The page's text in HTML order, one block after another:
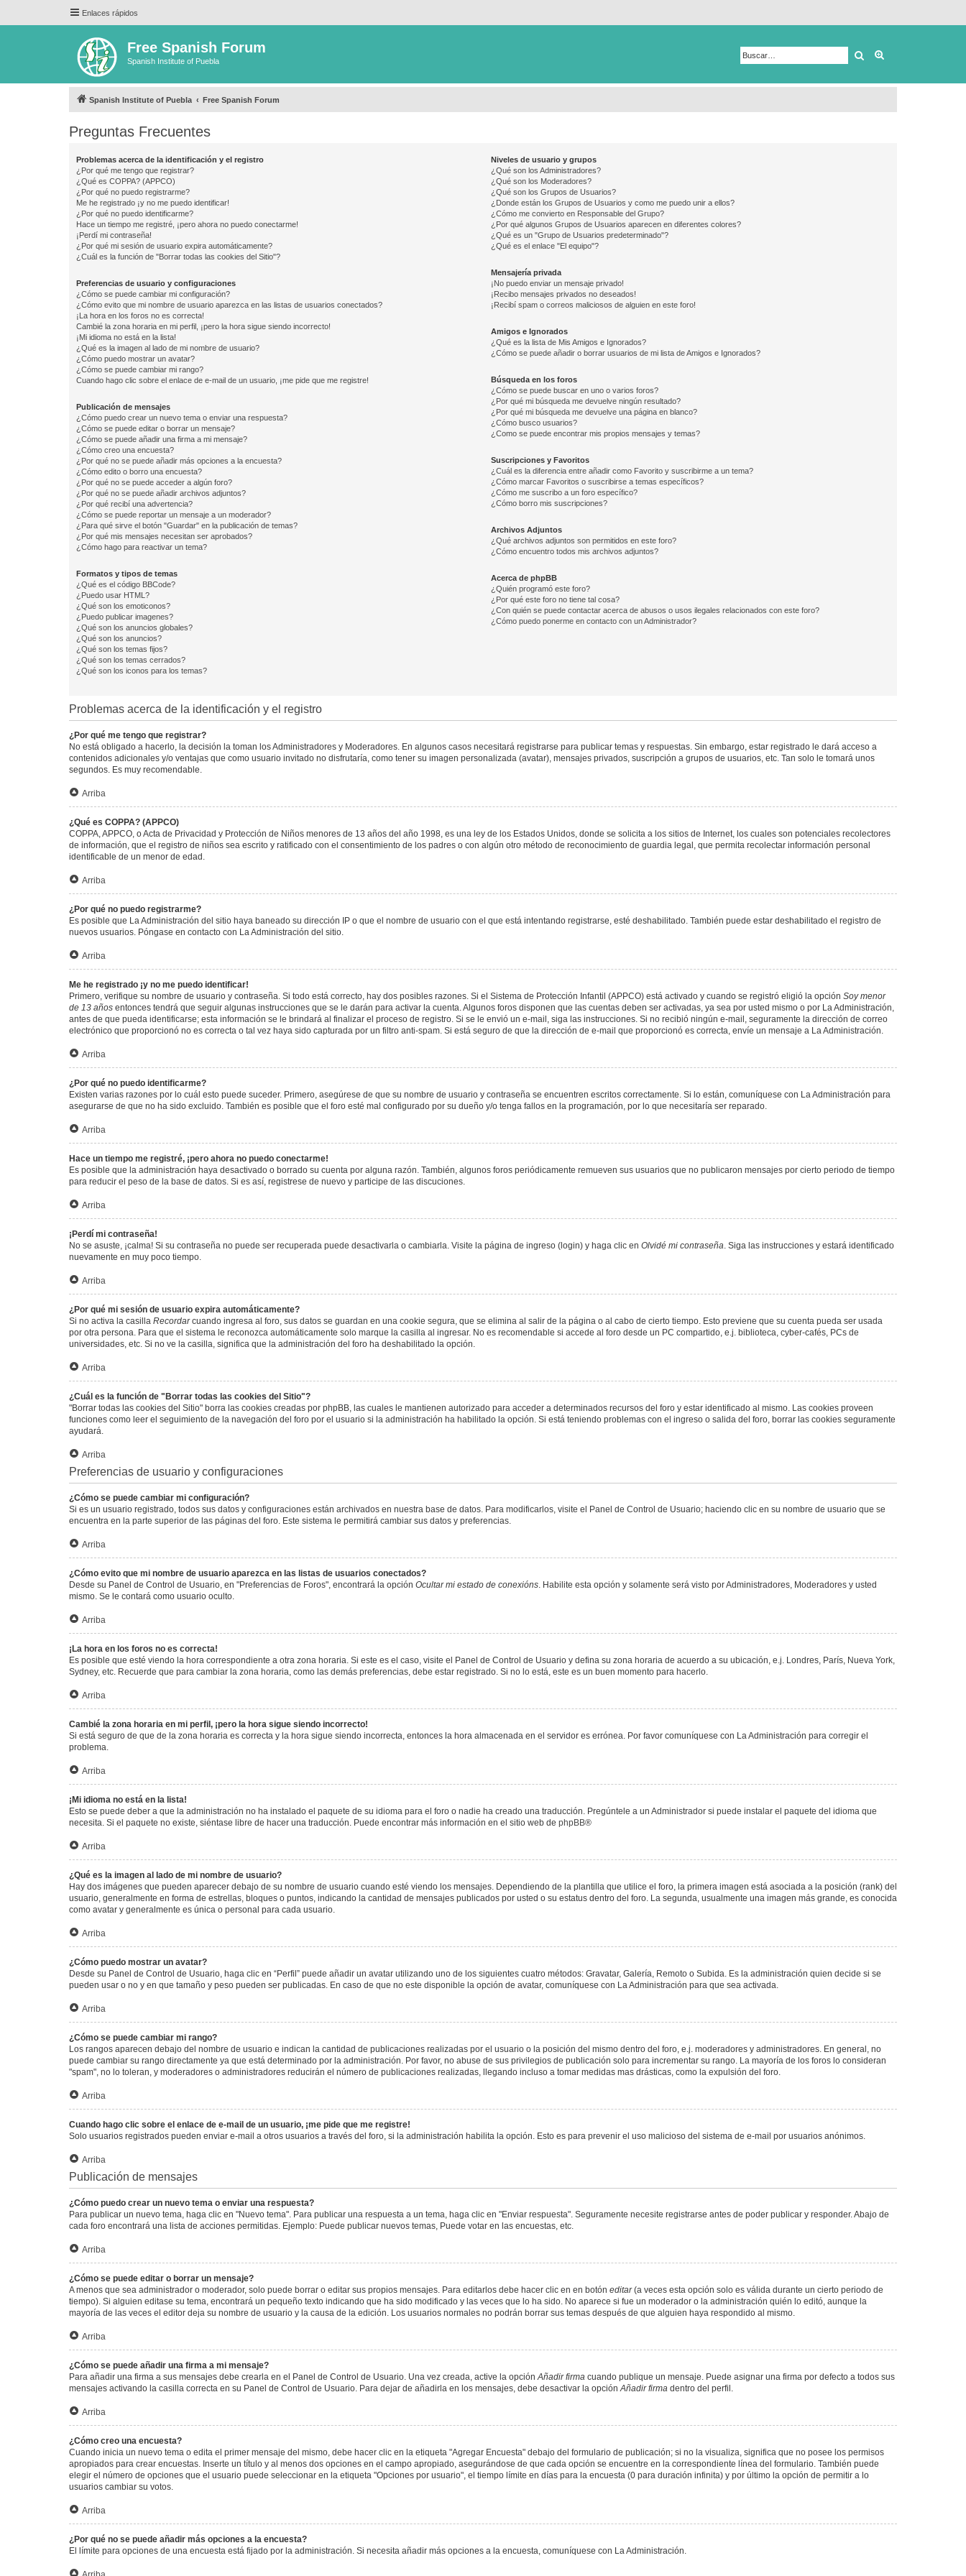
Enlaces rápidos
Free Spanish Forum
Spanish Institute of Puebla Buscar
Spanish Institute of Puebla Free Spanish Forum
Preguntas Frecuentes
Problemas acerca de la identificación y el registro
¿Por qué me tengo que registrar?
¿Qué es COPPA? (APPCO)
¿Por qué no puedo registrarme?
Me he registrado ¡y no me puedo identificar!
¿Por qué no puedo identificarme?
Hace un tiempo me registré, ¡pero ahora no puedo conectarme!
¡Perdí mi contraseña!
¿Por qué mi sesión de usuario expira automáticamente?
¿Cuál es la función de "Borrar todas las cookies del Sitio"?
Preferencias de usuario y configuraciones
¿Cómo se puede cambiar mi configuración?
¿Cómo evito que mi nombre de usuario aparezca en las listas de usuarios conectados?
¡La hora en los foros no es correcta!
Cambié la zona horaria en mi perfil, ¡pero la hora sigue siendo incorrecto!
¡Mi idioma no está en la lista!
¿Qué es la imagen al lado de mi nombre de usuario?
¿Cómo puedo mostrar un avatar?
¿Cómo se puede cambiar mi rango?
Cuando hago clic sobre el enlace de e-mail de un usuario, ¡me pide que me registre!
Publicación de mensajes
¿Cómo puedo crear un nuevo tema o enviar una respuesta?
¿Cómo se puede editar o borrar un mensaje?
¿Cómo se puede añadir una firma a mi mensaje?
¿Cómo creo una encuesta?
¿Por qué no se puede añadir más opciones a la encuesta?
¿Cómo edito o borro una encuesta?
¿Por qué no se puede acceder a algún foro?
¿Por qué no se puede añadir archivos adjuntos?
¿Por qué recibí una advertencia?
¿Cómo se puede reportar un mensaje a un moderador?
¿Para qué sirve el botón "Guardar" en la publicación de temas?
¿Por qué mis mensajes necesitan ser aprobados?
¿Cómo hago para reactivar un tema?
Formatos y tipos de temas
¿Qué es el código BBCode?
¿Puedo usar HTML?
¿Qué son los emoticonos?
¿Puedo publicar imagenes?
¿Qué son los anuncios globales?
¿Qué son los anuncios?
¿Qué son los temas fijos?
¿Qué son los temas cerrados?
¿Qué son los iconos para los temas?
Niveles de usuario y grupos
¿Qué son los Administradores?
¿Qué son los Moderadores?
¿Qué son los Grupos de Usuarios?
¿Donde están los Grupos de Usuarios y como me puedo unir a ellos?
¿Cómo me convierto en Responsable del Grupo?
¿Por qué algunos Grupos de Usuarios aparecen en diferentes colores?
¿Qué es un "Grupo de Usuarios predeterminado"?
¿Qué es el enlace "El equipo"?
Mensajería privada
¡No puedo enviar un mensaje privado!
¡Recibo mensajes privados no deseados!
¡Recibí spam o correos maliciosos de alguien en este foro!
Amigos e Ignorados
¿Qué es la lista de Mis Amigos e Ignorados?
¿Cómo se puede añadir o borrar usuarios de mi lista de Amigos e Ignorados?
Búsqueda en los foros
¿Cómo se puede buscar en uno o varios foros?
¿Por qué mi búsqueda me devuelve ningún resultado?
¿Por qué mi búsqueda me devuelve una página en blanco?
¿Cómo busco usuarios?
¿Como se puede encontrar mis propios mensajes y temas?
Suscripciones y Favoritos
¿Cuál es la diferencia entre añadir como Favorito y suscribirme a un tema?
¿Cómo marcar Favoritos o suscribirse a temas específicos?
¿Cómo me suscribo a un foro específico?
¿Cómo borro mis suscripciones?
Archivos Adjuntos
¿Qué archivos adjuntos son permitidos en este foro?
¿Cómo encuentro todos mis archivos adjuntos?
Acerca de phpBB
¿Quién programó este foro?
¿Por qué este foro no tiene tal cosa?
¿Con quién se puede contactar acerca de abusos o usos ilegales relacionados con este foro?
¿Cómo puedo ponerme en contacto con un Administrador?
Problemas acerca de la identificación y el registro
¿Por qué me tengo que registrar?
No está obligado a hacerlo, la decisión la toman los Administradores y Moderadores. En algunos casos necesitará registrarse para publicar temas y respuestas. Sin embargo, estar registrado le dará acceso a
contenidos adicionales y/o ventajas que como usuario invitado no disfrutaría, como tener su imagen personalizada (avatar), mensajes privados, suscripción a grupos de usuarios, etc. Tan solo le tomará unos
segundos. Es muy recomendable.
Arriba
¿Qué es COPPA? (APPCO)
COPPA, APPCO, o Acta de Privacidad y Protección de Niños menores de 13 años del año 1998, es una ley de los Estados Unidos, donde se solicita a los sitios de Internet, los cuales son potenciales recolectores
de información, que el registro de niños sea escrito y ratificado con el consentimiento de los padres o con algún otro método de reconocimiento de guardia legal, que permita recolectar información personal
identificable de un menor de edad.
Arriba
¿Por qué no puedo registrarme?
Es posible que La Administración del sitio haya baneado su dirección IP o que el nombre de usuario con el que está intentando registrarse, esté deshabilitado. También puede estar deshabilitado el registro de
nuevos usuarios. Póngase en contacto con La Administración del sitio.
Arriba
Me he registrado ¡y no me puedo identificar!
Primero, verifique su nombre de usuario y contraseña. Si todo está correcto, hay dos posibles razones. Si el Sistema de Protección Infantil (APPCO) está activado y cuando se registró eligió la opción Soy menor
de 13 años entonces tendrá que seguir algunas instrucciones que se le darán para activar la cuenta. Algunos foros disponen que las cuentas deben ser activadas, ya sea por usted mismo o por La Administración,
antes de que pueda identificarse; esta información se le brindará al finalizar el proceso de registro. Si se le envió un e-mail, siga las instrucciones. Si no recibió ningún e-mail, seguramente la dirección de correo
electrónico que proporcionó no es correcta o tal vez haya sido capturada por un filtro anti-spam. Si está seguro de que la dirección de e-mail que proporcionó es correcta, envíe un mensaje a La Administración.
Arriba
¿Por qué no puedo identificarme?
Existen varias razones por lo cuál esto puede suceder. Primero, asegúrese de que su nombre de usuario y contraseña se encuentren escritos correctamente. Si lo están, comuníquese con La Administración para
asegurarse de que no ha sido excluido. También es posible que el foro esté mal configurado por su dueño y/o tenga fallos en la programación, por lo que necesitaría ser reparado.
Arriba
Hace un tiempo me registré, ¡pero ahora no puedo conectarme!
Es posible que la administración haya desactivado o borrado su cuenta por alguna razón. También, algunos foros periódicamente remueven sus usuarios que no publicaron mensajes por cierto periodo de tiempo
para reducir el peso de la base de datos. Si es así, registrese de nuevo y participe de las discuciones.
Arriba
¡Perdí mi contraseña!
No se asuste, ¡calma! Si su contraseña no puede ser recuperada puede desactivarla o cambiarla. Visite la página de ingreso (login) y haga clic en Olvidé mi contraseña. Siga las instrucciones y estará identificado
nuevamente en muy poco tiempo.
Arriba
¿Por qué mi sesión de usuario expira automáticamente?
Si no activa la casilla Recordarcuando ingresa al foro, sus datos se guardan en una cookie segura, que se elimina al salir de la página o al cabo de cierto tiempo. Esto previene que su cuenta pueda ser usada
por otra persona. Para que el sistema le reconozca automáticamente solo marque la casilla al ingresar. No es recomendable si accede al foro desde un PC compartido, e.j. biblioteca, cyber-cafés, PCs de
universidades, etc. Si no ve la casilla, significa que la administración del foro ha deshabilitado la opción.
Arriba
¿Cuál es la función de "Borrar todas las cookies del Sitio"?
"Borrar todas las cookies del Sitio" borra las cookies creadas por phpBB, las cuales le mantienen autorizado para acceder a determinados recursos del foro y estar identificado al mismo. Las cookies proveen
funciones como leer el seguimiento de la navegación del foro por el usuario si la administración ha habilitado la opción. Si está teniendo problemas con el ingreso o salida del foro, borrar las cookies seguramente
ayudará.
Arriba
Preferencias de usuario y configuraciones
¿Cómo se puede cambiar mi configuración?
Si es un usuario registrado, todos sus datos y configuraciones están archivados en nuestra base de datos. Para modificarlos, visite el Panel de Control de Usuario; haciendo clic en su nombre de usuario que se
encuentra en la parte superior de las páginas del foro. Este sistema le permitirá cambiar sus datos y preferencias.
Arriba
¿Cómo evito que mi nombre de usuario aparezca en las listas de usuarios conectados?
Desde su Panel de Control de Usuario, en "Preferencias de Foros", encontrará la opción Ocultar mi estado de conexións. Habilite esta opción y solamente será visto por Administradores, Moderadores y usted
mismo. Se le contará como usuario oculto.
Arriba
¡La hora en los foros no es correcta!
Es posible que esté viendo la hora correspondiente a otra zona horaria. Si este es el caso, visite el Panel de Control de Usuario y defina su zona horaria de acuerdo a su ubicación, e.j. Londres, París, Nueva York,
Sydney, etc. Recuerde que para cambiar la zona horaria, como las demás preferencias, debe estar registrado. Si no lo está, este es un buen momento para hacerlo.
Arriba
Cambié la zona horaria en mi perfil, ¡pero la hora sigue siendo incorrecto!
Si está seguro de que de la zona horaria es correcta y la hora sigue siendo incorrecta, entonces la hora almacenada en el servidor es errónea. Por favor comuníquese con La Administración para corregir el
problema.
Arriba
¡Mi idioma no está en la lista!
Esto se puede deber a que la administración no ha instalado el paquete de su idioma para el foro o nadie ha creado una traducción. Pregúntele a un Administrador si puede instalar el paquete del idioma que
necesita. Si el paquete no existe, siéntase libre de hacer una traducción. Puede encontrar más información en el sitio web de phpBB®
Arriba
¿Qué es la imagen al lado de mi nombre de usuario?
Hay dos imágenes que pueden aparecer debajo de su nombre de usuario cuando esté viendo los mensajes. Dependiendo de la plantilla que utilice el foro, la primera imagen está asociada a la posición (rank) del
usuario, generalmente en forma de estrellas, bloques o puntos, indicando la cantidad de mensajes publicados por usted o su estatus dentro del foro. La segunda, usualmente una imagen más grande, es conocida
como avatar y generalmente es única o personal para cada usuario.
Arriba
¿Cómo puedo mostrar un avatar?
Desde su Panel de Control de Usuario, haga clic en “Perfil” puede añadir un avatar utilizando uno de los siguientes cuatro métodos: Gravatar, Galería, Remoto o Subida. Es la administración quien decide si se
pueden usar o no y en que tamaño y peso pueden ser publicadas. En caso de que no este disponible la opción de avatar, comuníquese con La Administración para que sea activada.
Arriba
¿Cómo se puede cambiar mi rango?
Los rangos aparecen debajo del nombre de usuario e indican la cantidad de publicaciones realizadas por el usuario o la posición del mismo dentro del foro, e.j. moderadores y administradores. En general, no
puede cambiar su rango directamente ya que está determinado por la administración. Por favor, no abuse de sus privilegios de publicación solo para incrementar su rango. La mayoría de los foros lo consideran
"spam", no lo toleran, y moderadores o administradores reducirán el número de publicaciones realizadas, llegando incluso a tomar medidas mas drásticas, como la expulsión del foro.
Arriba
Cuando hago clic sobre el enlace de e-mail de un usuario, ¡me pide que me registre!
Solo usuarios registrados pueden enviar e-mail a otros usuarios a través del foro, si la administración habilita la opción. Esto es para prevenir el uso malicioso del sistema de e-mail por usuarios anónimos.
Arriba
Publicación de mensajes
¿Cómo puedo crear un nuevo tema o enviar una respuesta?
Para publicar un nuevo tema, haga clic en "Nuevo tema". Para publicar una respuesta a un tema, haga clic en "Enviar respuesta". Seguramente necesite registrarse antes de poder publicar y responder. Abajo de
cada foro encontrará una lista de acciones permitidas. Ejemplo: Puede publicar nuevos temas, Puede votar en las encuestas, etc.
Arriba
¿Cómo se puede editar o borrar un mensaje?
A menos que sea administrador o moderador, solo puede borrar o editar sus propios mensajes. Para editarlos debe hacer clic en en botón editar(a veces esta opción solo es válida durante un cierto periodo de
tiempo). Si alguien editase su tema, encontrará un pequeño texto indicando que ha sido modificado y las veces que lo ha sido. No aparece si fue un moderador o la administración quién lo editó, aunque la
mayoría de las veces el editor deja su nombre de usuario y la causa de la edición. Los usuarios normales no podrán borrar sus temas después de que alguien haya respondido al mismo.
Arriba
¿Cómo se puede añadir una firma a mi mensaje?
Para añadir una firma a sus mensajes debe crearla en el Panel de Control de Usuario. Una vez creada, active la opciónAñadir firma cuando publique un mensaje. Puede asignar una firma por defecto a todos sus
mensajes activando la casilla correcta en su Panel de Control de Usuario. Para dejar de añadirla en los mensajes, debe desactivar la opciónAñadir firma dentro del perfil.
Arriba
¿Cómo creo una encuesta?
Cuando inicia un nuevo tema o edita el primer mensaje del mismo, debe hacer clic en la etiqueta "Agregar Encuesta" debajo del formulario de publicación; si no la visualiza, significa que no posee los permisos
apropiados para crear encuestas. Inserte un título y al menos dos opciones en el campo apropiado, asegurándose de que cada opción se encuentre en la correspondiente línea del formulario. También puede
elegir el número de opciones que el usuario puede seleccionar en la etiqueta "Opciones por usuario", el tiempo límite en días para la encuesta (0 para duración infinita) y por último la opción de permitir a lo
usuarios cambiar su votos.
Arriba
¿Por qué no se puede añadir más opciones a la encuesta?
El límite para opciones de una encuesta está fijado por la administración. Si necesita añadir más opciones a la encuesta, comuníquese con La Administración.